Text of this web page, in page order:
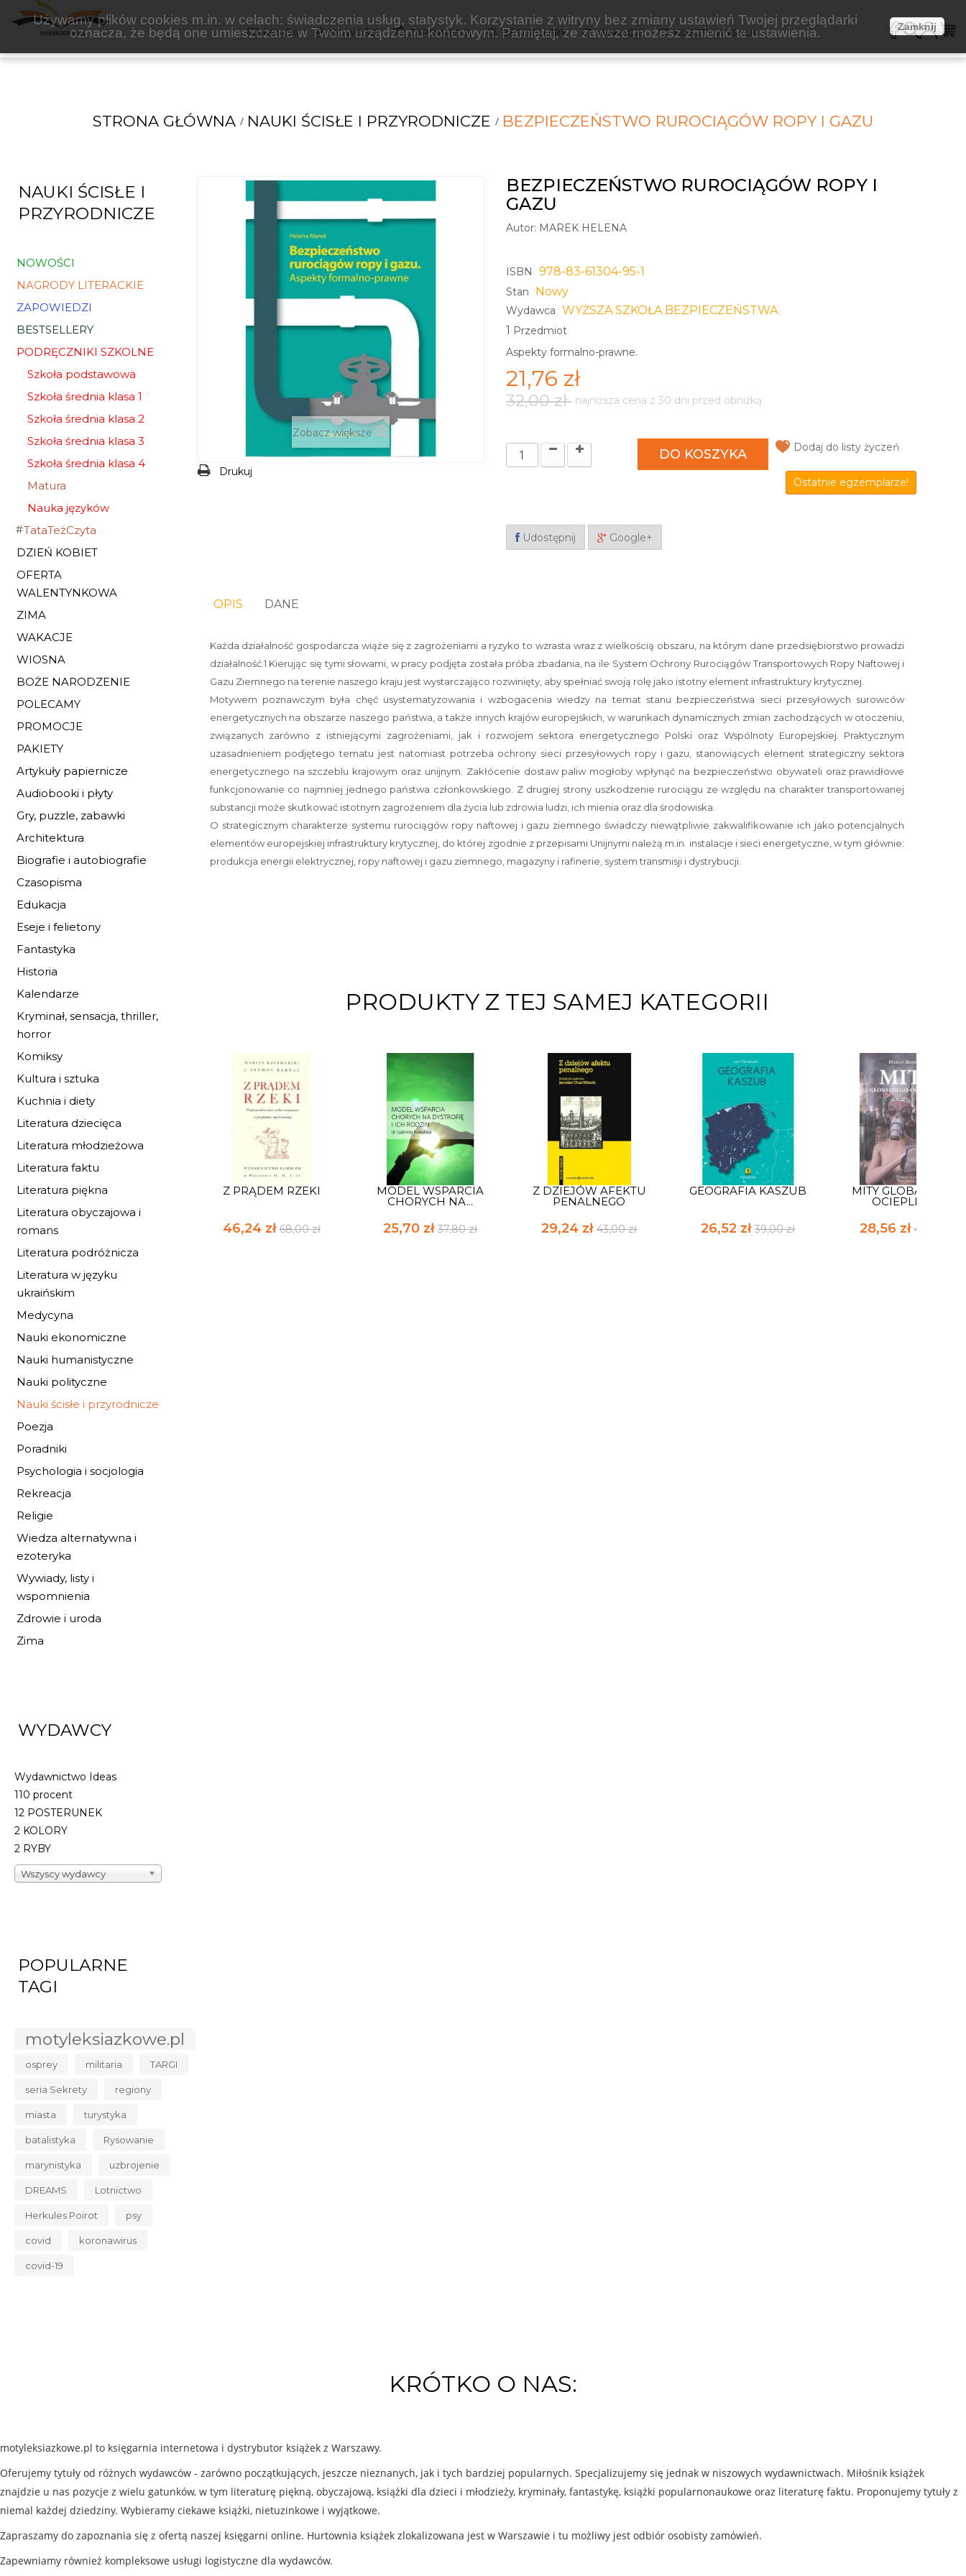
WYŻSZA SZKOŁA BEZPIECZEŃSTWA
Używamy plików cookies m.in. w celach: świadczenia usług, statystyk. Korzystanie z witryny bez zmiany ustawień Twojej przeglądarki
oznacza, że będą one umieszczane w Twoim urządzeniu końcowym. Pamiętaj, że zawsze możesz zmienić te ustawienia.
Zamknij
KSIĄŻKI NOWOŚCI ZAPOWIEDZI BESTSELLERY WAKACJE KOSZTY WYSYŁKI
STRONA GŁÓWNA NAUKI ŚCISŁE I PRZYRODNICZE BEZPIECZEŃSTWO RUROCIĄGÓW ROPY I GAZU
NAUKI ŚCISŁE I
PRZYRODNICZE
NOWOŚCI
NAGRODY LITERACKIE
ZAPOWIEDZI
BESTSELLERY
PODRĘCZNIKI SZKOLNE
Szkoła podstawowa
Szkoła średnia klasa 1
Szkoła średnia klasa 2
Szkoła średnia klasa 3
Szkoła średnia klasa 4
Matura
Nauka języków
TataTeżCzyta
DZIEŃ KOBIET
OFERTA
WALENTYNKOWA
ZIMA
WAKACJE
WIOSNA
BOŻE NARODZENIE
POLECAMY
PROMOCJE
PAKIETY
Artykuły papiernicze
Audiobooki i płyty
Gry, puzzle, zabawki
Architektura
Biografie i autobiografie
Czasopisma
Edukacja
Eseje i felietony
Fantastyka
Historia
Kalendarze
Kryminał, sensacja, thriller,
horror
Komiksy
Kultura i sztuka
Kuchnia i diety
Literatura dziecięca
Literatura młodzieżowa
Literatura faktu
Literatura piękna
Literatura obyczajowa i
romans
Literatura podróżnicza
Literatura w języku
ukraińskim
Medycyna
Nauki ekonomiczne
Nauki humanistyczne
Nauki polityczne
Nauki ścisłe i przyrodnicze
Poezja
Poradniki
Psychologia i socjologia
Rekreacja
Religie
Wiedza alternatywna i
ezoteryka
Wywiady, listy i
wspomnienia
Zdrowie i uroda
Zima
WYDAWCY
Wydawnictwo Ideas
110 procent
12 POSTERUNEK
2 KOLORY
2 RYBY
Wszyscy wydawcy
POPULARNE
TAGI
motyleksiazkowe.pl
osprey militaria TARGI
seria Sekrety regiony
miasta turystyka
batalistyka Rysowanie
marynistyka uzbrojenie
DREAMS Lotnictwo
Herkules Poirot psy
covid koronawirus
covid-19
Zobacz większe
Drukuj
BEZPIECZEŃSTWO RUROCIĄGÓW ROPY I
GAZU
Autor: MAREK HELENA
ISBN 978-83-61304-95-1
Stan Nowy
Wydawca WYŻSZA SZKOŁA BEZPIECZEŃSTWA
1 Przedmiot
Aspekty formalno-prawne.
21,76 zł
32,00 zł najniższa cena z 30 dni przed obniżką
DO KOSZYKA Dodaj do listy życzeń
Ostatnie egzemplarze!
Udostępnij Google+
OPIS DANE
Każda działalność gospodarcza wiąże się z zagrożeniami a ryzyko to wzrasta wraz z wielkością obszaru, na którym dane przedsiębiorstwo prowadzi
działalność.1 Kierując się tymi słowami, w pracy podjęta została próba zbadania, na ile System Ochrony Rurociągów Transportowych Ropy Naftowej i
Gazu Ziemnego na terenie naszego kraju jest wystarczająco rozwinięty, aby spełniać swoją rolę jako istotny element infrastruktury krytycznej.
Motywem poznawczym była chęć usystematyzowania i wzbogacenia wiedzy na temat stanu bezpieczeństwa sieci przesyłowych surowców
energetycznych na obszarze naszego państwa, a także innych krajów europejskich, w warunkach dynamicznych zmian zachodzących w otoczeniu,
związanych zarówno z istniejącymi zagrożeniami, jak i rozwojem sektora energetycznego Polski oraz Wspólnoty Europejskiej. Praktycznym
uzasadnieniem podjętego tematu jest natomiast potrzeba ochrony sieci przesyłowych ropy i gazu, stanowiących element strategiczny sektora
energetycznego na szczeblu krajowym oraz unijnym. Zakłócenie dostaw paliw mogłoby wpłynąć na bezpieczeństwo obywateli oraz prawidłowe
funkcjonowanie co najmniej jednego państwa członkowskiego. Z drugiej strony uszkodzenie rurociągu ze względu na charakter transportowanej
substancji może skutkować istotnym zagrożeniem dla życia lub zdrowia ludzi, ich mienia oraz dla środowiska.
O strategicznym charakterze systemu rurociągów ropy naftowej i gazu ziemnego świadczy niewątpliwie zakwalifikowanie ich jako potencjalnych
elementów europejskiej infrastruktury krytycznej, do której zgodnie z przepisami Unijnymi należą m.in. instalacje i sieci energetyczne, w tym głównie:
produkcja energii elektrycznej, ropy naftowej i gazu ziemnego, magazyny i rafinerie, system transmisji i dystrybucji.
PRODUKTY Z TEJ SAMEJ KATEGORII
Z PRĄDEM RZEKI
46,24 zł 68,00 zł
MODEL WSPARCIA
CHORYCH NA...
25,70 zł37,80 zł
Z DZIEJÓW AFEKTU
PENALNEGO
29,24 zł43,00 zł
GEOGRAFIA KASZUB
26,52 zł39,00 zł
MITY GLOBALNEGO
OCIEPLENIA
28,56 zł 42,00 zł
KRÓTKO O NAS:
motyleksiazkowe.pl to księgarnia internetowa i dystrybutor książek z Warszawy.
Oferujemy tytuły od różnych wydawców - zarówno początkujących, jeszcze nieznanych, jak i tych bardziej popularnych. Specjalizujemy się jednak w niszowych wydawnictwach. Miłośnik książek
znajdzie u nas pozycje z wielu gatunków, w tym literaturę piękną, obyczajową, książki dla dzieci i młodzieży, kryminały, fantastykę, książki popularnonaukowe oraz literaturę faktu. Proponujemy tytuły z
niemal każdej dziedziny. Wybieramy ciekawe książki, nietuzinkowe i wyjątkowe.
Zapraszamy do zapoznania się z ofertą naszej księgarni online. Hurtownia książek zlokalizowana jest w Warszawie i tu możliwy jest odbiór osobisty zamówień.
Zapewniamy również kompleksowe usługi logistyczne dla wydawców.